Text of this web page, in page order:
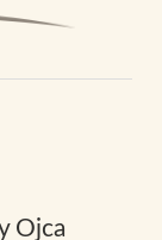
Ojca